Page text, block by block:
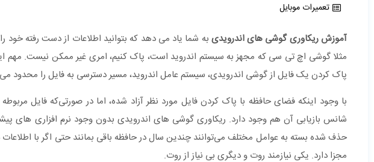
تعمیرات موبایل
آموزش ریکاوری گوشی های اندرویدی به شما یاد می دهد که بتوانید اطلاعات از دست رفته خود
مثلا گوشی اچ تی سی که مجهز به سیستم اندروید است، پاک کنیم، امری غیر ممکن نیست. مهم
پاک کردن یک فایل از گوشی اندرویدی، سیستم عامل اندروید، مسیر دسترسی به فایل را محدود
با وجود اینکه فضای حافظه با پاک کردن فایل مورد نظر آزاد شده، اما در صورتی‌که فایل
شانس بازیابی آن هم وجود دارد. ریکاوری گوشی های اندرویدی بدون وجود نرم افزاری های
حذف شده بسته به عوامل مختلف می‌توانند چندین سال در حافظه باقی بمانند حتی اگر با
مجزا دارد. یکی نیازمند روت و دیگری بی نیاز از روت.